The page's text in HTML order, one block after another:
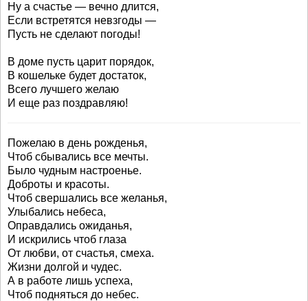
Ну а счастье — вечно длится,
Если встретятся невзгоды —
Пусть не сделают погоды!
В доме пусть царит порядок,
В кошельке будет достаток,
Всего лучшего желаю
И еще раз поздравляю!
Пожелаю в день рожденья,
Чтоб сбывались все мечты.
Было чудным настроенье.
Доброты и красоты.
Чтоб свершались все желанья,
Улыбались небеса,
Оправдались ожиданья,
И искрились чтоб глаза
От любви, от счастья, смеха.
Жизни долгой и чудес.
А в работе лишь успеха,
Чтоб подняться до небес.